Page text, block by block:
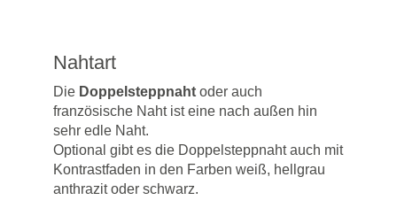
Nahtart
Die Doppelsteppnaht oder auch
französische Naht ist eine nach außen hin
sehr edle Naht.
Optional gibt es die Doppelsteppnaht auch mit
Kontrastfaden in den Farben weiß, hellgrau
anthrazit oder schwarz.